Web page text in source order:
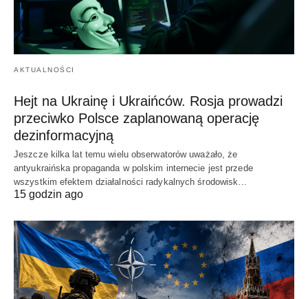
AKTUALNOŚCI
Hejt na Ukrainę i Ukraińców. Rosja prowadzi
przeciwko Polsce zaplanowaną operację
dezinformacyjną
Jeszcze kilka lat temu wielu obserwatorów uważało, że
antyukraińska propaganda w polskim internecie jest przede
wszystkim efektem działalności radykalnych środowisk…
15 godzin ago